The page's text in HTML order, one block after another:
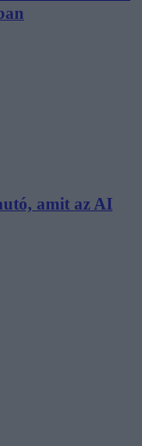
amit az AI